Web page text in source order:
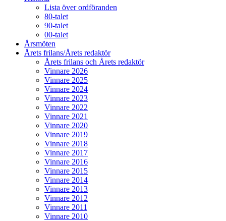
Lista över ordföranden
80-talet
90-talet
00-talet
Årsmöten
Årets frilans/Årets redaktör
Årets frilans och Årets redaktör
Vinnare 2026
Vinnare 2025
Vinnare 2024
Vinnare 2023
Vinnare 2022
Vinnare 2021
Vinnare 2020
Vinnare 2019
Vinnare 2018
Vinnare 2017
Vinnare 2016
Vinnare 2015
Vinnare 2014
Vinnare 2013
Vinnare 2012
Vinnare 2011
Vinnare 2010